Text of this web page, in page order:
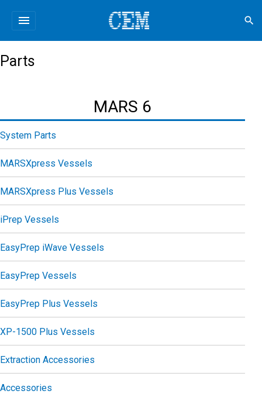
menu search
Parts
MARS 6
System Parts
MARSXpress Vessels
MARSXpress Plus Vessels
iPrep Vessels
EasyPrep iWave Vessels
EasyPrep Vessels
EasyPrep Plus Vessels
XP-1500 Plus Vessels
Extraction Accessories
Accessories